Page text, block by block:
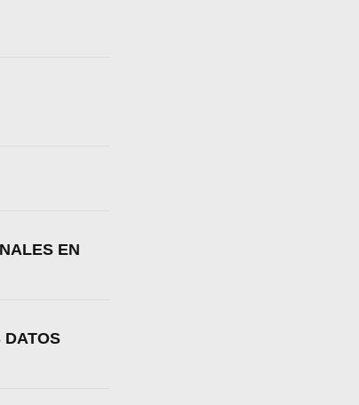
EN
DATOS